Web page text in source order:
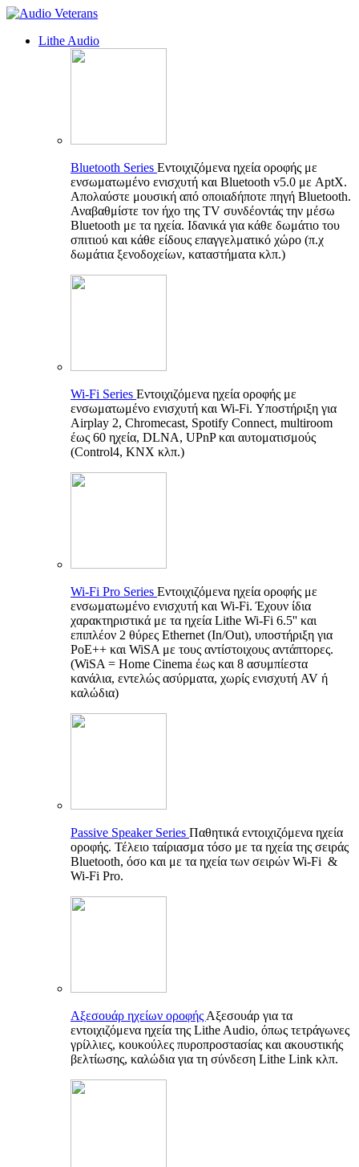
Lithe Audio
Bluetooth Series Εντοιχιζόμενα ηχεία οροφής με
ενσωματωμένο ενισχυτή και Bluetooth v5.0 με AptX.
Απολαύστε μουσική από οποιαδήποτε πηγή Bluetooth.
Αναβαθμίστε τον ήχο της TV συνδέοντάς την μέσω
Bluetooth με τα ηχεία. Ιδανικά για κάθε δωμάτιο του
σπιτιού και κάθε είδους επαγγελματικό χώρο (π.χ
δωμάτια ξενοδοχείων, καταστήματα κλπ.)
Wi-Fi Series Εντοιχιζόμενα ηχεία οροφής με
ενσωματωμένο ενισχυτή και Wi-Fi. Υποστήριξη για
Airplay 2, Chromecast, Spotify Connect, multiroom
έως 60 ηχεία, DLNA, UPnP και αυτοματισμούς
(Control4, KNX κλπ.)
Wi-Fi Pro Series Εντοιχιζόμενα ηχεία οροφής με
ενσωματωμένο ενισχυτή και Wi-Fi. Έχουν ίδια
χαρακτηριστικά με τα ηχεία Lithe Wi-Fi 6.5'' και
επιπλέον 2 θύρες Ethernet (In/Out), υποστήριξη για
PoE++ και WiSA με τους αντίστοιχους αντάπτορες.
(WiSA = Home Cinema έως και 8 ασυμπίεστα
κανάλια, εντελώς ασύρματα, χωρίς ενισχυτή AV ή
καλώδια)
Passive Speaker Series Παθητικά εντοιχιζόμενα ηχεία
οροφής. Τέλειο ταίριασμα τόσο με τα ηχεία της σειράς
Bluetooth, όσο και με τα ηχεία των σειρών Wi-Fi &
Wi-Fi Pro.
Αξεσουάρ ηχείων οροφής Αξεσουάρ για τα
εντοιχιζόμενα ηχεία της Lithe Audio, όπως τετράγωνες
γρίλλιες, κουκούλες πυροπροστασίας και ακουστικής
βελτίωσης, καλώδια για τη σύνδεση Lithe Link κλπ.